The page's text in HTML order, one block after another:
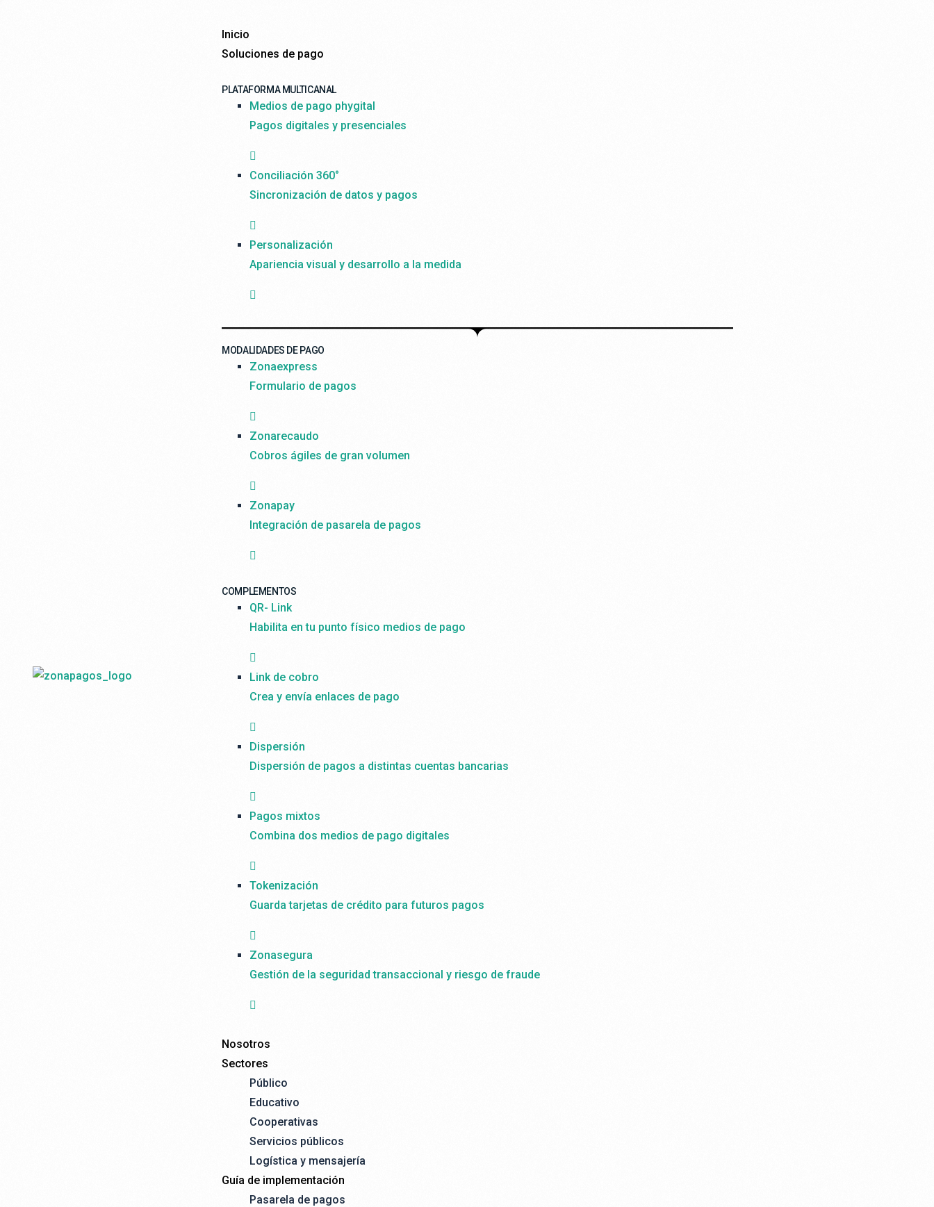
Inicio
Soluciones de pago
PLATAFORMA MULTICANAL
Medios de pago phygital
Pagos digitales y presenciales
Conciliación 360°
Sincronización de datos y pagos
Personalización
Apariencia visual y desarrollo a la medida
MODALIDADES DE PAGO
Zonaexpress
Formulario de pagos
Zonarecaudo
Cobros ágiles de gran volumen
Zonapay
Integración de pasarela de pagos
COMPLEMENTOS
QR- Link
Habilita en tu punto físico medios de pago
Link de cobro
Crea y envía enlaces de pago
Dispersión
Dispersión de pagos a distintas cuentas bancarias
Pagos mixtos
Combina dos medios de pago digitales
Tokenización
Guarda tarjetas de crédito para futuros pagos
Zonasegura
Gestión de la seguridad transaccional y riesgo de fraude
Nosotros
Sectores
Público
Educativo
Cooperativas
Servicios públicos
Logística y mensajería
Guía de implementación
Pasarela de pagos